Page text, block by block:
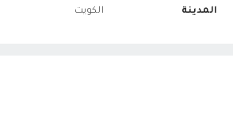
المدينة
الكويت